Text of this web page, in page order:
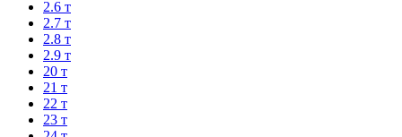
2.6 т
2.7 т
2.8 т
2.9 т
20 т
21 т
22 т
23 т